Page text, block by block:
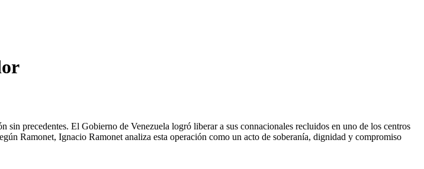
precedentes. El Gobierno de Venezuela logró liberar a sus connacionales recluidos en uno de los centros
Ramonet, Ignacio Ramonet analiza esta operación como un acto de soberanía, dignidad y compromiso